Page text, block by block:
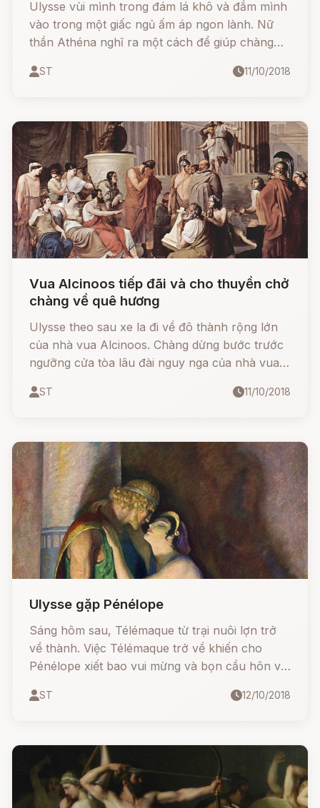
Ulysse vùi mình trong đám lá khô và đắm mình
vào trong một giấc ngủ ấm áp ngon lành. Nữ
thần Athéna nghĩ ra một cách để giúp chàng
một xứ sở xa lạ.
ST 11/10/2018
Vua Alcinoos tiếp đãi và cho thuyền chở
chàng về quê hương
Ulysse theo sau xe la đi về đô thành rộng lớn
của nhà vua Alcinoos. Chàng dừng bước trước
ngưỡng cửa tòa lâu đài nguy nga của nhà vua,
ST 11/10/2018
Ulysse gặp Pénélope
Sáng hôm sau, Télémaque từ trại nuôi lợn trở
về thành. Việc Télémaque trở về khiến cho
Pénélope xiết bao vui mừng và bọn cầu hôn vô
Télémaque bị thất bại. Ông già chăn lợn Eumée
ST 12/10/2018